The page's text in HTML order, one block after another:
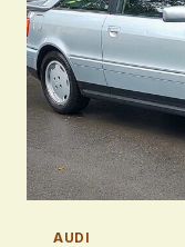
AUDI